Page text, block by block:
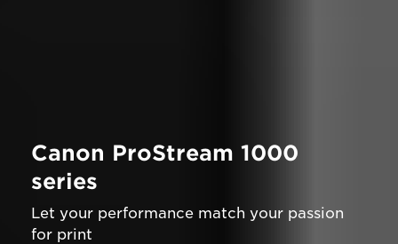
Canon ProStream 1000
series
Let your performance match your passion
for print